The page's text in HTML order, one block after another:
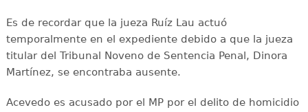
Es de recordar que la jueza Ruíz Lau actuó
temporalmente en el expediente debido a que la jueza
titular del Tribunal Noveno de Sentencia Penal, Dinora
Martínez, se encontraba ausente.
Acevedo es acusado por el MP por el delito de homicidio